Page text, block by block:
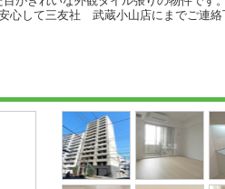
心して三友社 武蔵小山店にまでご連絡